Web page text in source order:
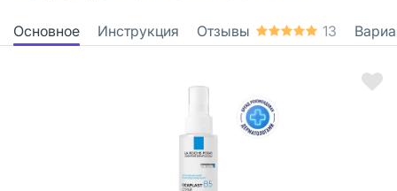
Основное Инструкция Отзывы 13